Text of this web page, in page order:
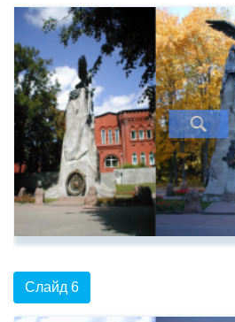
Слайд 6